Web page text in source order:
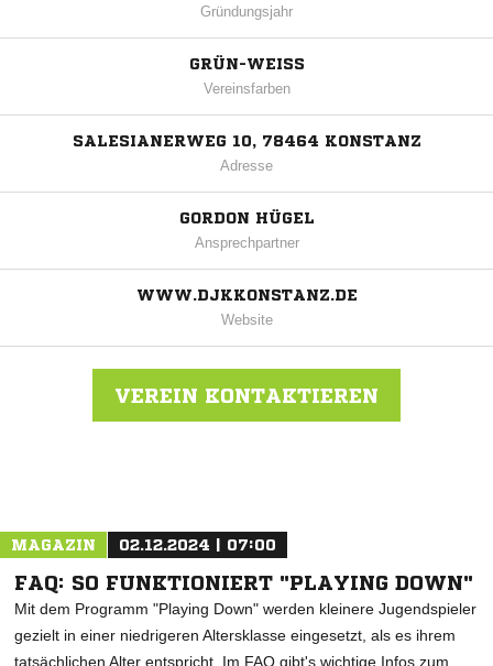
Gründungsjahr
GRÜN-WEISS
Vereinsfarben
SALESIANERWEG 10, 78464 KONSTANZ
Adresse
GORDON HÜGEL
Ansprechpartner
WWW.DJKKONSTANZ.DE
Website
VEREIN KONTAKTIEREN
MAGAZIN 02.12.2024 | 07:00
FAQ: SO FUNKTIONIERT "PLAYING DOWN"
Mit dem Programm "Playing Down" werden kleinere Jugendspieler
gezielt in einer niedrigeren Altersklasse eingesetzt, als es ihrem
tatsächlichen Alter entspricht. Im FAQ gibt's wichtige Infos zum